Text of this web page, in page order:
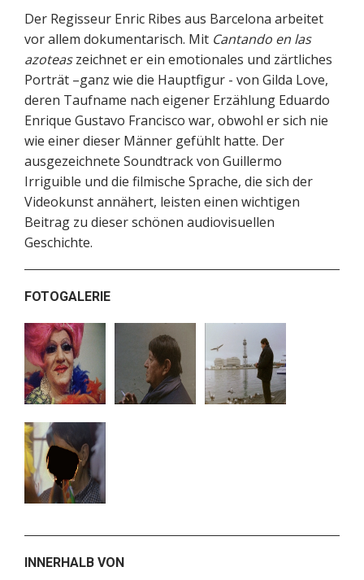
Der Regisseur Enric Ribes aus Barcelona arbeitet
vor allem dokumentarisch. Mit Cantando en las
azoteaszeichnet er ein emotionales und zärtliches
Porträt –ganz wie die Hauptfigur - von Gilda Love,
deren Taufname nach eigener Erzählung Eduardo
Enrique Gustavo Francisco war, obwohl er sich nie
wie einer dieser Männer gefühlt hatte. Der
ausgezeichnete Soundtrack von Guillermo
Irriguible und die filmische Sprache, die sich der
Videokunst annähert, leisten einen wichtigen
Beitrag zu dieser schönen audiovisuellen
Geschichte.
FOTOGALERIE
INNERHALB VON